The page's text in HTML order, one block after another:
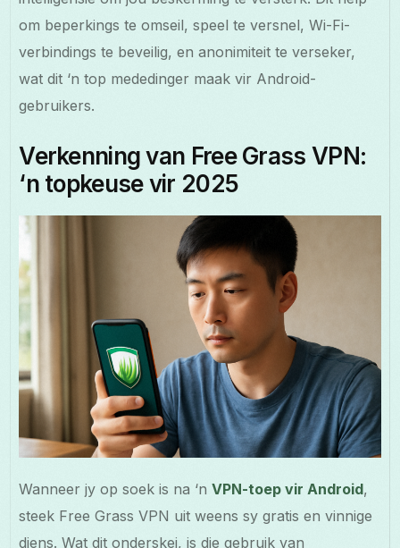
om beperkings te omseil, speel te versnel, Wi-Fi-
verbindings te beveilig, en anonimiteit te verseker,
wat dit ‘n top mededinger maak vir Android-
gebruikers.
Verkenning van Free Grass VPN:
‘n topkeuse vir 2025
Wanneer jy op soek is na ‘nVPN-toep vir Android,
steek Free Grass VPN uit weens sy gratis en vinnige
diens. Wat dit onderskei, is die gebruik van